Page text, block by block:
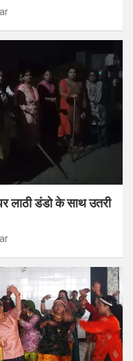
लाठी डंडो के साथ उतरी